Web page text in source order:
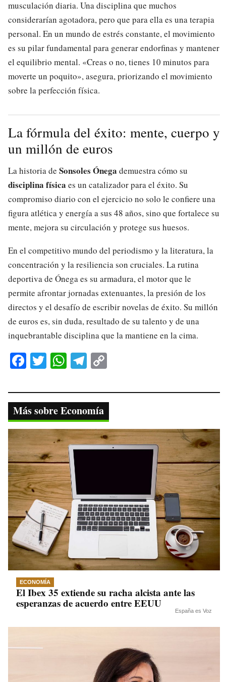
musculación diaria. Una disciplina que muchos
considerarían agotadora, pero que para ella es una terapia
personal. En un mundo de estrés constante, el movimiento
es su pilar fundamental para generar endorfinas y mantener
el equilibrio mental. «Creas o no, tienes 10 minutos para
moverte un poquito», asegura, priorizando el movimiento
sobre la perfección física.
La fórmula del éxito: mente, cuerpo y
un millón de euros
La historia de Sonsoles Ónega demuestra cómo su
disciplina física es un catalizador para el éxito. Su
compromiso diario con el ejercicio no solo le confiere una
figura atlética y energía a sus 48 años, sino que fortalece su
mente, mejora su circulación y protege sus huesos.
En el competitivo mundo del periodismo y la literatura, la
concentración y la resiliencia son cruciales. La rutina
deportiva de Ónega es su armadura, el motor que le
permite afrontar jornadas extenuantes, la presión de los
directos y el desafío de escribir novelas de éxito. Su millón
de euros es, sin duda, resultado de su talento y de una
inquebrantable disciplina que la mantiene en la cima.
Fa
bo
ok
T
tte
r
W
ts
A
pp
Te
gr
a
m
y
Li
nk
Más sobre Economía
ECONOMÍA
El Ibex 35 extiende su racha alcista ante las
esperanzas de acuerdo entre EEUU
España es Voz